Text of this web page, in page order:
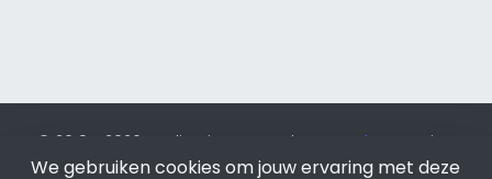
© 2019 - 2026 Realisatie en SEO door SEO-bureau
Lion
Internet. Betaal alleen voor bewezen resultaten?SEO
We gebruiken cookies om jouw ervaring met deze